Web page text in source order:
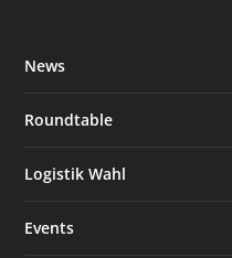
News
Roundtable
Logistik Wahl
Events